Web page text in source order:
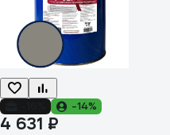
-14%
4 631 ₽